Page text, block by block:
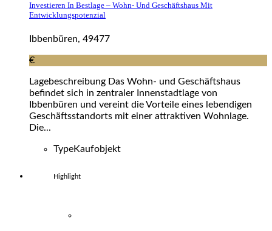
Investieren In Bestlage – Wohn- Und Geschäftshaus Mit
Entwicklungspotenzial
Ibbenbüren, 49477
€
Lagebeschreibung Das Wohn- und Geschäftshaus
befindet sich in zentraler Innenstadtlage von
Ibbenbüren und vereint die Vorteile eines lebendigen
Geschäftsstandorts mit einer attraktiven Wohnlage.
Die...
TypeKaufobjekt
Highlight